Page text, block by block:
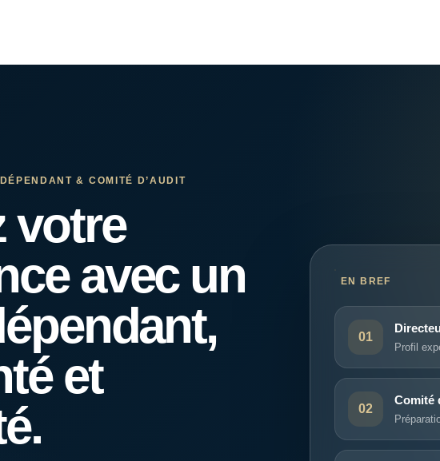
& COMITÉ D’AUDIT
votre
avec un
et
EN BREF
01
Profil
02
Comité